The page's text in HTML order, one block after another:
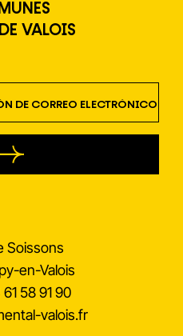
VALOIS
Soissons
en-Valois
58 91 90
valois.fr